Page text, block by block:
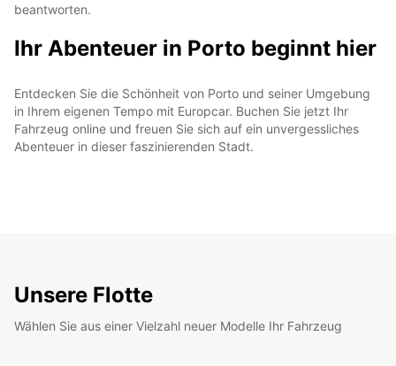
beantworten.
Ihr Abenteuer in Porto beginnt hier
Entdecken Sie die Schönheit von Porto und seiner Umgebung
in Ihrem eigenen Tempo mit Europcar. Buchen Sie jetzt Ihr
Fahrzeug online und freuen Sie sich auf ein unvergessliches
Abenteuer in dieser faszinierenden Stadt.
Unsere Flotte
Wählen Sie aus einer Vielzahl neuer Modelle Ihr Fahrzeug